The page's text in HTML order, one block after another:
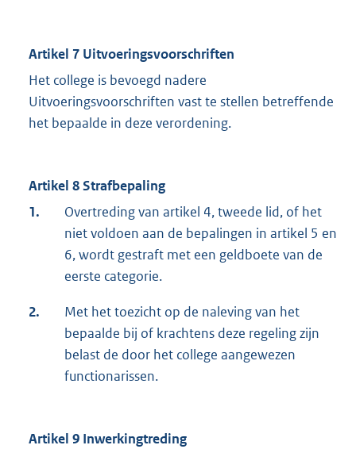
Artikel 7 Uitvoeringsvoorschriften
Het college is bevoegd nadere
Uitvoeringsvoorschriften vast te stellen betreffende
het bepaalde in deze verordening.
Artikel 8 Strafbepaling
1.
Overtreding van artikel 4, tweede lid, of het
niet voldoen aan de bepalingen in artikel 5 en
6, wordt gestraft met een geldboete van de
eerste categorie.
2.
Met het toezicht op de naleving van het
bepaalde bij of krachtens deze regeling zijn
belast de door het college aangewezen
functionarissen.
Artikel 9 Inwerkingtreding